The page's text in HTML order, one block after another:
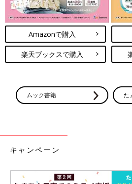
Amazonで購入
楽天ブックスで購入
ムック書籍 た
キャンペーン